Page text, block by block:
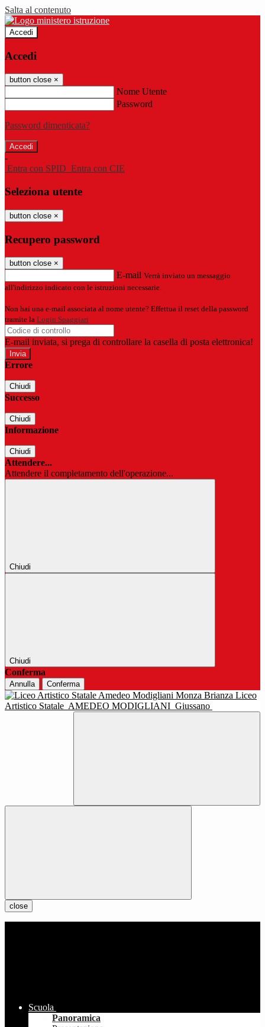
Salta al contenuto
Accedi
Accedi
button close ×
Nome Utente
Password
Password dimenticata?
-
Entra con SPID Entra con CIE
Seleziona utente
button close ×
Recupero password
button close ×
E-mail Verrà inviato un messaggio
all'indirizzo indicato con le istruzioni necessarie.
Non hai una e-mail associata al nome utente? Effettua il reset della password
tramite la Login Spaggiari
E-mail inviata, si prega di controllare la casella di posta elettronica!
Errore
Chiudi
Successo
Chiudi
Informazione
Chiudi
Attendere...
Attendere il completamento dell'operazione...
Chiudi
Chiudi
Conferma
Annulla Conferma
Liceo
Artistico Statale AMEDEO MODIGLIANI Giussano
close
Scuola
Panoramica